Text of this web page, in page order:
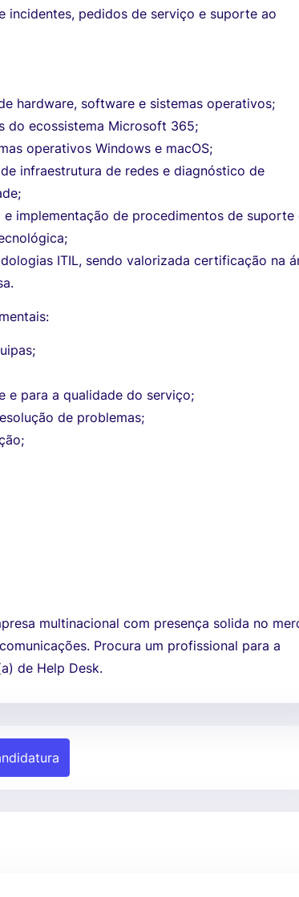
incidentes, pedidos de serviço e suporte ao
hardware, software e sistemas operativos;
do ecossistema Microsoft 365;
operativos Windows e macOS;
infraestrutura de redes e diagnóstico de
e implementação de procedimentos de suporte
ITIL, sendo valorizada certificação na
e para a qualidade do serviço;
de problemas;
multinacional com presença solida no
Procura um profissional para a
de Help Desk.